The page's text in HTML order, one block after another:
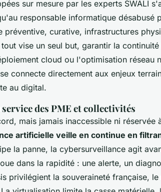
sur mesure par les experts SWALI
responsable informatique désabusé
préventive, curative, infrastructures
vise un seul but, garantir la
cloud ou l'optimisation réseau
connecte directement aux enjeux
au digital.
des PME et collectivités
mais jamais inaccessible ni réservée
artificielle veille en continue en
la panne, la cybersurveillance agit
dans la rapidité : une alerte, un
privilégient la souveraineté française, le